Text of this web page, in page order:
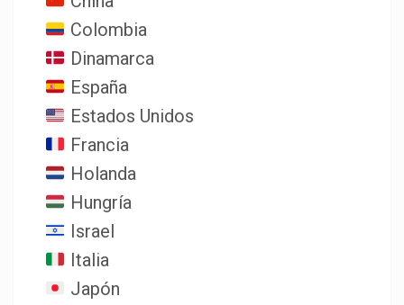
Colombia
Dinamarca
España
Estados Unidos
Francia
Holanda
Hungría
Israel
Italia
Japón